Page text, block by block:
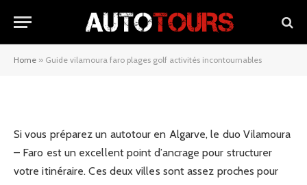
Home » Guide vilamoura faro plages golf activités incontournables
Guide vilamoura faro plages golf
activités incontournables
Si vous préparez un autotour en Algarve, le duo Vilamoura
– Faro est un excellent point d’ancrage pour structurer
votre itinéraire. Ces deux villes sont assez proches pour